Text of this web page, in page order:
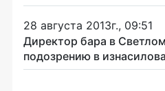
28 августа 2013г., 09:51
Директор бара в
подозрению в